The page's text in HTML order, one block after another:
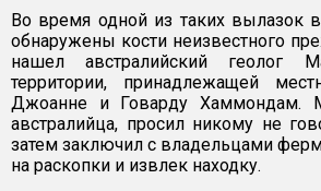
Во время одной из таких вылазок
обнаружены кости неизвестного
нашел австралийский геолог
территории, принадлежащей
Джоанне и Говарду Хаммондам.
австралийца, просил никому не
затем заключил с владельцами
на раскопки и извлек находку.